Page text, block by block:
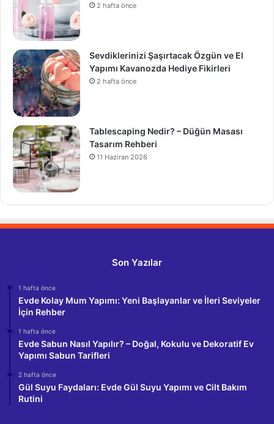
2 hafta önce
Sevdiklerinizi Şaşırtacak Özgün ve El
Yapımı Kavanozda Hediye Fikirleri
2 hafta önce
Tablescaping Nedir? – Düğün Masası
Tasarım Rehberi
11 Haziran 2026
Son Yazılar
1 hafta önce
Evde Kolay Mum Yapımı: Yeni Başlayanlar ve İleri Seviyeler
İçin Rehber
1 hafta önce
Evde Sabun Nasıl Yapılır? – Doğal, Kokulu ve Dekoratif Ev
Yapımı Sabun Tarifleri
2 hafta önce
Gül Suyu Faydaları: Evde Gül Suyu Yapımı ve Cilt Bakım
Rutini